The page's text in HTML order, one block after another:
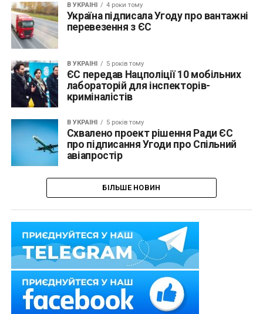
В УКРАЇНІ 4 роки тому
Україна підписала Угоду про вантажні
перевезення з ЄС
В УКРАЇНІ 5 років тому
ЄС передав Нацполіції 10 мобільних
лабораторій для інспекторів-
криміналістів
В УКРАЇНІ 5 років тому
Схвалено проект рішення Ради ЄС
про підписання Угоди про Спільний
авіапростір
БІЛЬШЕ НОВИН